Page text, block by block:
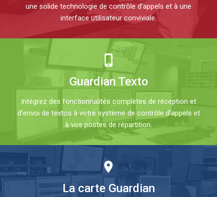
une solide technologie de contrôle d’appels et à une
interface utilisateur conviviale.
Guardian Texto
Intégrez des fonctionnalités complètes de réception et
d’envoi de textos à votre système de contrôle d’appels et
à vos postes de répartition.
La carte Guardian